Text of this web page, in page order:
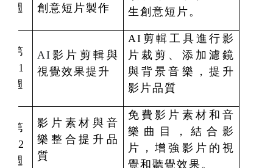
週 創意短片製作
生創意短片。
第
11
週
AI 影片剪輯與
視覺效果提升
AI 剪輯工具進行影
片裁剪、添加濾鏡
與背景音樂，提升
影片品質
第
12
週
影片素材與音
樂整合提升品
質
免費影片素材和音
樂曲目，結合影
片，增強影片的視
覺和聽覺效果。